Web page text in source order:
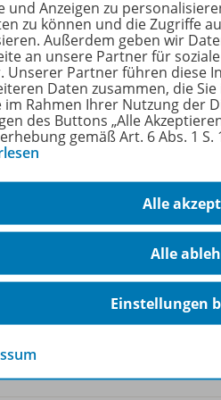
Sie mehr über die Reihe
Produkte
Aktuelle
Arbeitsheft mit
Ergänzende
und Anzeigen zu
zu können und die Zugriffe
Außerdem geben wir
an unsere Partner für
Unserer Partner führen diese
Daten zusammen, die
im Rahmen Ihrer Nutzung der
des Buttons „Alle
gemäß Art. 6 Abs. 1 S.
Alle
Alle
Einstellungen